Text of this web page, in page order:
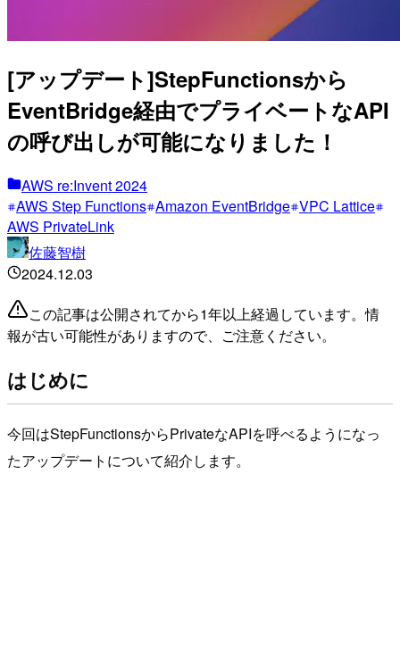
[アップデート]StepFunctionsから
EventBridge経由でプライベートなAPI
の呼び出しが可能になりました！
AWS re:Invent 2024
AWS Step Functions Amazon EventBridge VPC Lattice
AWS PrivateLink
佐藤智樹
2024.12.03
この記事は公開されてから1年以上経過しています。情
報が古い可能性がありますので、ご注意ください。
はじめに
今回はStepFunctionsからPrivateなAPIを呼べるようになっ
たアップデートについて紹介します。